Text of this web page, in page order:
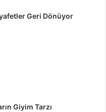
Geri Dönüyor
Giyim Tarzı